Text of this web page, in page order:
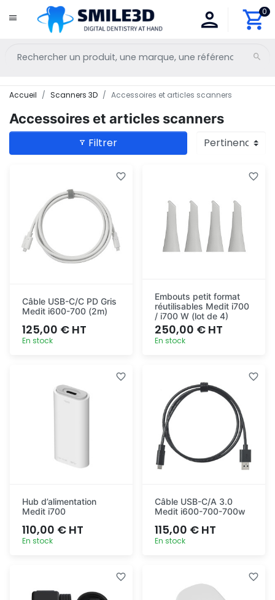
0
Accueil Scanners 3D Accessoires et articles scanners
Accessoires et articles scanners
Filtrer
Câble USB-C/C PD Gris
Medit i600-700 (2m)
125,00 € HT
En stock
Embouts petit format
réutilisables Medit i700
/ i700 W (lot de 4)
250,00 € HT
En stock
rapide
Hub d’alimentation
Medit i700
110,00 € HT
En stock
Câble USB-C/A 3.0
Medit i600-700-700w
115,00 € HT
En stock